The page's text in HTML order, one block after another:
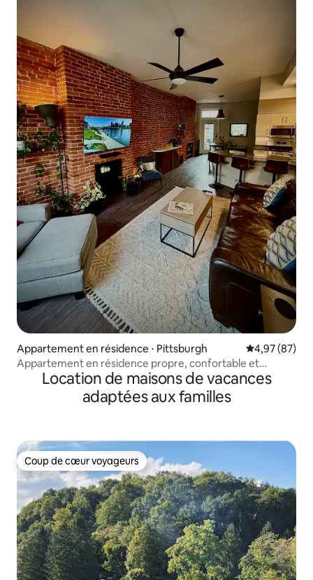
Appartement en résidence ⋅ Pittsburgh Évaluation
4,97 (87)
Appartement en résidence propre, confortable et
accessible à pied, avec des équipements de luxe
Location de maisons de vacances
adaptées aux familles
Coup de cœur voyageurs
Coup de cœur voyageurs